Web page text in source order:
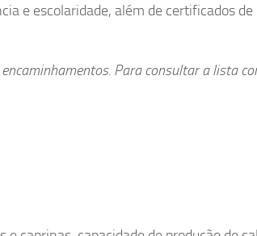
e escolaridade, além de certificados de
Para consultar a lista